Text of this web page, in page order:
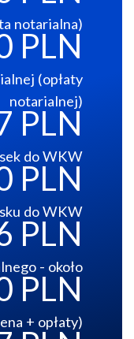
notarialna)
PLN
(opłaty
notarialnej)
PLN
do WKW
PLN
do WKW
PLN
- około
PLN
+ opłaty)